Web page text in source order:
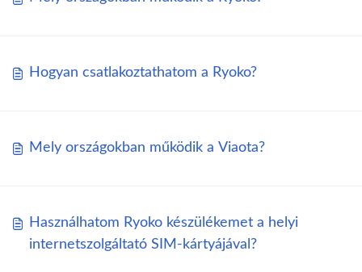
Hogyan csatlakoztathatom a Ryoko?
Mely országokban működik a Viaota?
Használhatom Ryoko készülékemet a helyi
internetszolgáltató SIM-kártyájával?